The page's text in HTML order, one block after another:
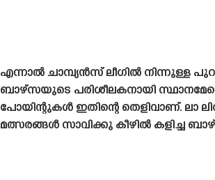
എന്നാൽ ചാമ്പ്യൻസ് ലീഗിൽ നിന്നുള്ള
ബാഴ്‌സയുടെ പരിശീലകനായി
പോയിന്റുകൾ ഇതിന്റെ തെളിവാണ്. ലാ
മത്സരങ്ങൾ സാവിക്കു കീഴിൽ കളിച്ച